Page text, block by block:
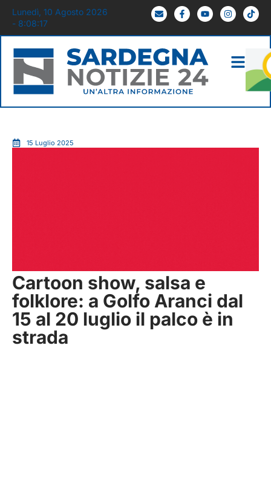
Lunedì, 10 Agosto 2026
- 8:08:18
15 Luglio 2025
Cartoon show, salsa e
folklore: a Golfo Aranci dal
15 al 20 luglio il palco è in
strada